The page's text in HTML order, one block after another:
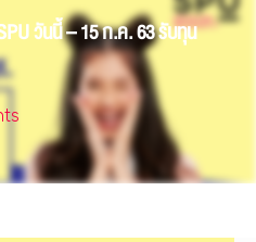
วันนี้ – 15 ก.ค. 63 รับทุน